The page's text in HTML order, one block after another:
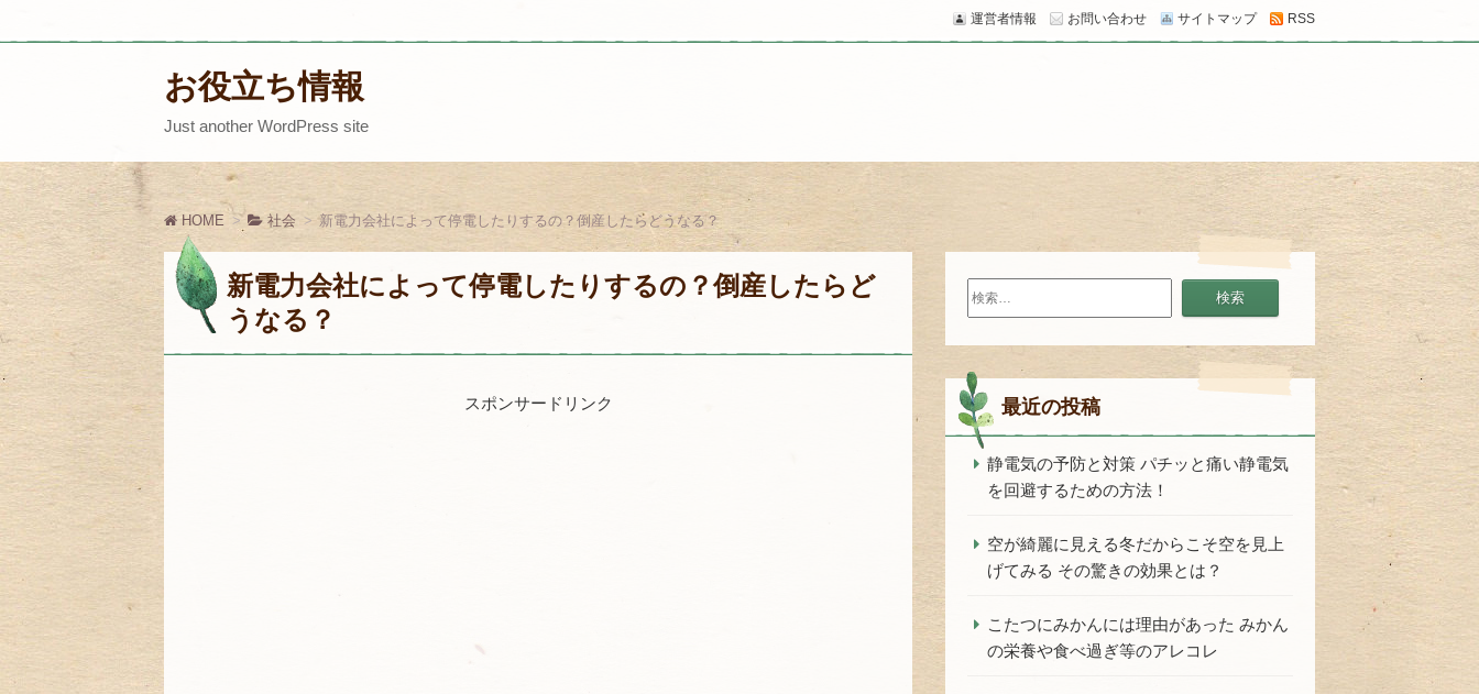
運営者情報 お問い合わせ サイトマップ RSS
お役立ち情報
Just another WordPress site
HOME 社会 新電力会社によって停電したりするの？倒産したらどうなる？
新電力会社によって停電したりするの？倒産したらど
うなる？
スポンサードリンク
検
索:
最近の投稿
静電気の予防と対策 パチッと痛い静電気
を回避するための方法！
空が綺麗に見える冬だからこそ空を見上
げてみる その驚きの効果とは？
こたつにみかんには理由があった みかん
の栄養や食べ過ぎ等のアレコレ